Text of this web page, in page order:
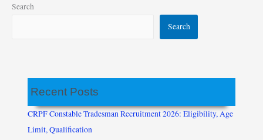
Search
Search
Recent Posts
CRPF Constable Tradesman Recruitment 2026: Eligibility, Age
Limit, Qualification